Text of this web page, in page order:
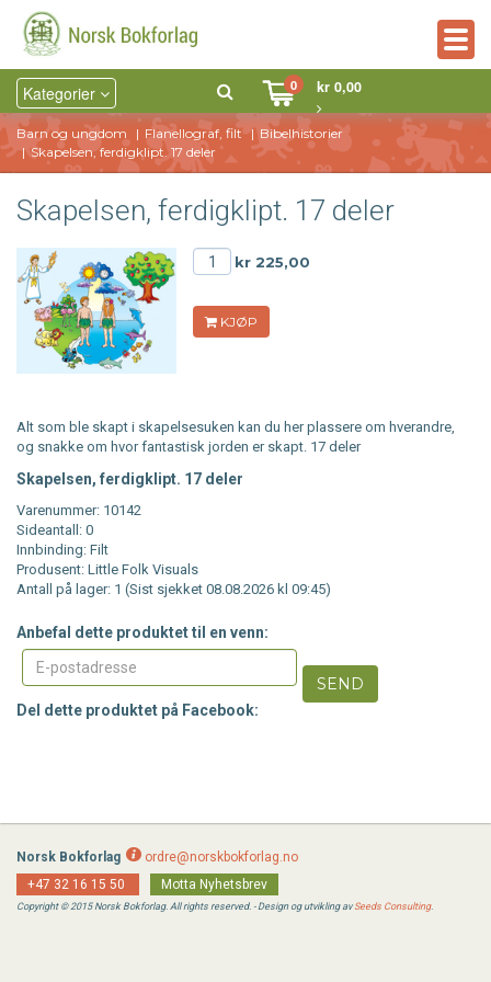
Kategorier
0 kr 0,00
Barn og ungdom Flanellograf, filt
Bibelhistorier
Skapelsen, ferdigklipt. 17 deler
Skapelsen, ferdigklipt. 17 deler
kr 225,00
KJØP
Alt som ble skapt i skapelsesuken kan du her plassere om hverandre,
og snakke om hvor fantastisk jorden er skapt. 17 deler
Skapelsen, ferdigklipt. 17 deler
Varenummer: 10142
Sideantall: 0
Innbinding: Filt
Produsent: Little Folk Visuals
Antall på lager: 1 (Sist sjekket 08.08.2026 kl 09:45)
Anbefal dette produktet til en venn:
SEND
Del dette produktet på Facebook:
Norsk Bokforlag
ordre@norskbokforlag.no
+47 32 16 15 50
Motta Nyhetsbrev
Copyright © 2015 Norsk Bokforlag. All rights reserved. - Design og utvikling avSeeds Consulting.